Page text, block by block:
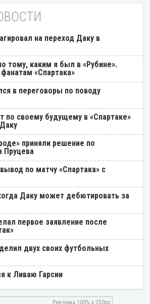
на переход Даку в
тому, каким я был в «Рубине».
«Спартака»
в переговоры по поводу
по своему будущему в «Спартаке»
приняли решение по
Пруцева
по матчу «Спартака» с
Даку может дебютировать за
первое заявление после
двух своих футбольных
к Ливаю Гарсии